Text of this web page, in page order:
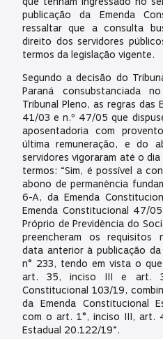
publicação da Emenda
ressaltar que a consulta
direito dos servidores
termos da legislação vigente.
Segundo a decisão do
Paraná consubstanciada
Tribunal Pleno, as regras das
41/03 e n.º 47/05 que
aposentadoria com
última remuneração, e do
servidores vigoraram até o
termos: “Sim, é possível a
abono de permanência
6-A, da Emenda
Emenda Constitucional 47/
Próprio de Previdência do
preencheram os requisitos
data anterior à publicação da
n° 233, tendo em vista o
art. 35, inciso III e art.
Constitucional 103/19,
da Emenda Constitucional
com o art. 1°, inciso III, art.
Estadual 20.122/19”.